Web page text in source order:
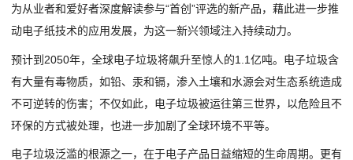
为从业者和爱好者深度解读参与“首创”评选的新产品，藉此进一步推
动电子纸技术的应用发展，为这一新兴领域注入持续动力。
预计到2050年，全球电子垃圾将飙升至惊人的1.1亿吨。电子垃圾含
有大量有毒物质，如铅、汞和镉，渗入土壤和水源会对生态系统造成
不可逆转的伤害；不仅如此，电子垃圾被运往第三世界，以危险且不
环保的方式被处理，也进一步加剧了全球环境不平等。
电子垃圾泛滥的根源之一，在于电子产品日益缩短的生命周期。更有